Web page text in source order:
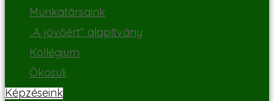
Munkatársaink
„A jövőért” alapítvány
Kollégium
Ökosuli
Képzéseink